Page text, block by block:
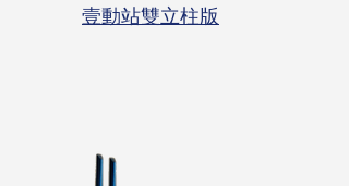
壹動站雙⽴柱版